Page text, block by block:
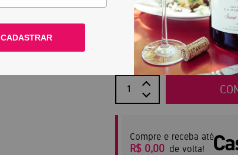
Denominação: AOC Côtes
R$ 209,00
Compre e receba até
R$ 0,00 de volta!
CADASTRAR